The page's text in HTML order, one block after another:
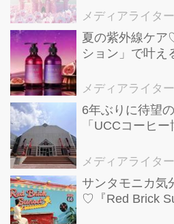
メディアライタ
夏の紫外線ケア
ション」で叶え
メディアライタ
6年ぶりに待望
「UCCコーヒ
貌を公開
メディアライタ
サンタモニカ気
♡『Red Brick